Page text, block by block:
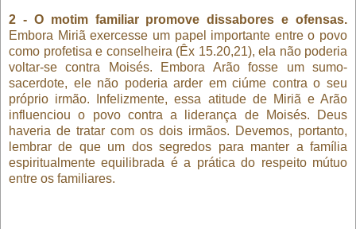
2 - O motim familiar promove dissabores e ofensas.
Embora Miriã exercesse um papel importante entre o povo
como profetisa e conselheira (Êx 15.20,21), ela não poderia
voltar-se contra Moisés. Embora Arão fosse um sumo-
sacerdote, ele não poderia arder em ciúme contra o seu
próprio irmão. Infelizmente, essa atitude de Miriã e Arão
influenciou o povo contra a liderança de Moisés. Deus
haveria de tratar com os dois irmãos. Devemos, portanto,
lembrar de que um dos segredos para manter a família
espiritualmente equilibrada é a prática do respeito mútuo
entre os familiares.